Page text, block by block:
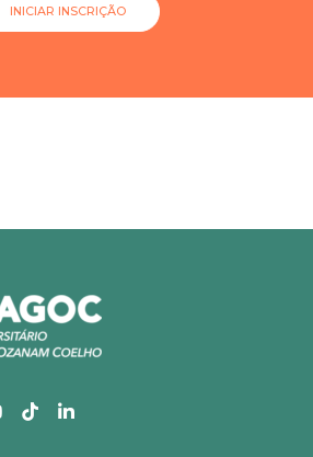
INICIAR INSCRIÇÃO